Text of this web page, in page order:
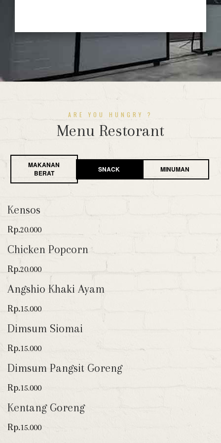
ARE YOU HUNGRY ?
Menu Restorant
MAKANAN
BERAT
SNACK MINUMAN
Kensos
Rp.20.000
Chicken Popcorn
Rp.20.000
Angshio Khaki Ayam
Rp.15.000
Dimsum Siomai
Rp.15.000
Dimsum Pangsit Goreng
Rp.15.000
Kentang Goreng
Rp.15.000